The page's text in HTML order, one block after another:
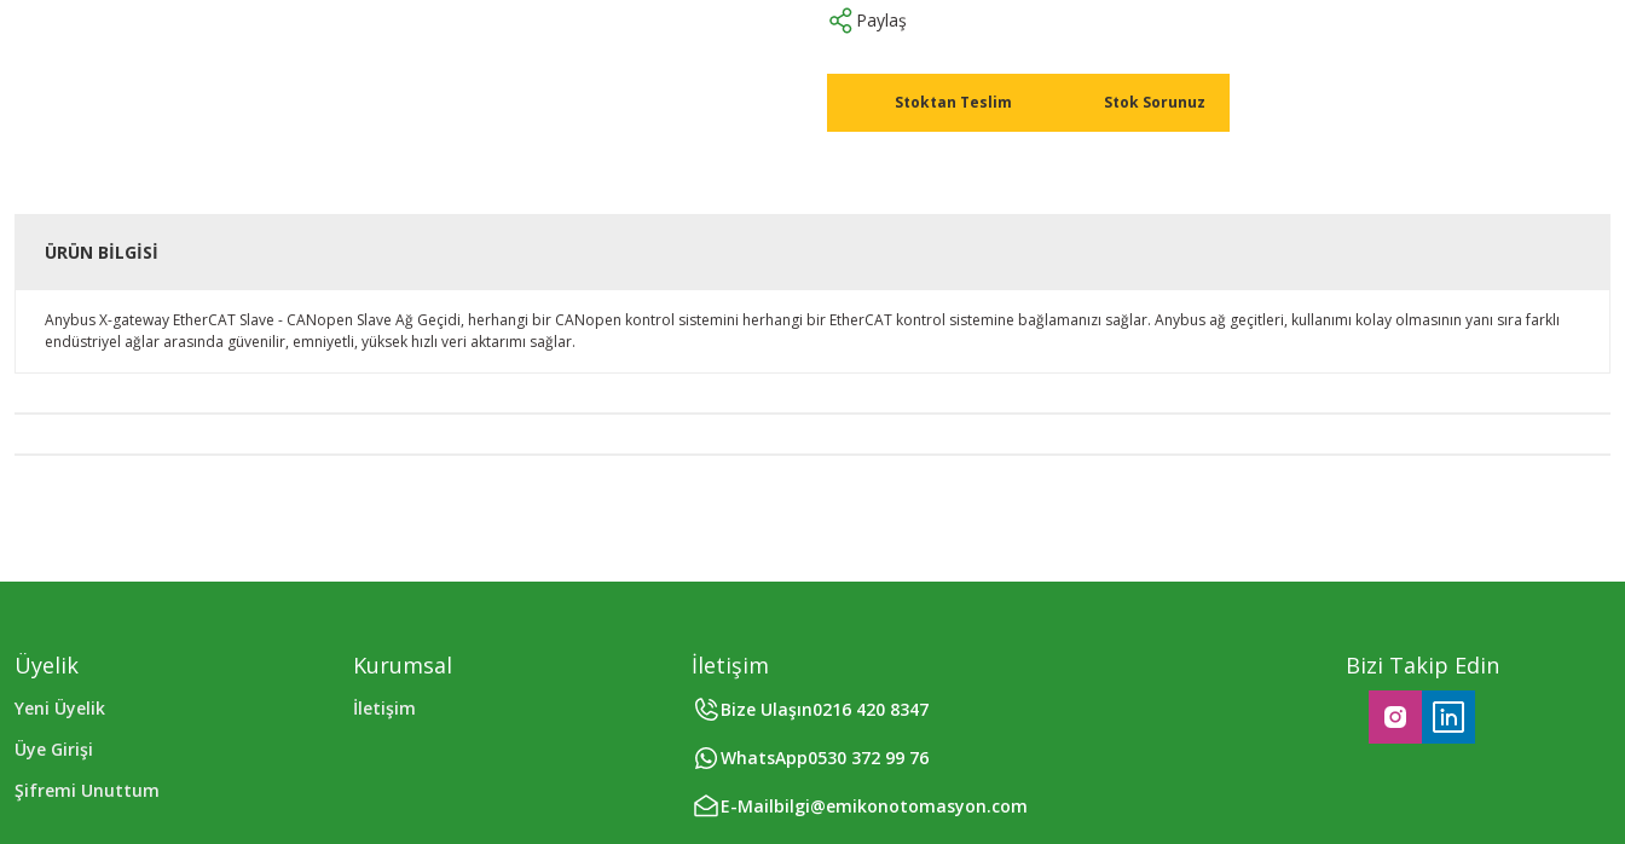
Paylaş
Stoktan Teslim Stok Sorunuz
ÜRÜN BILGISI
Anybus X-gateway EtherCAT Slave - CANopen Slave Ağ Geçidi, herhangi bir CANopen kontrol sistemini herhangi bir EtherCAT kontrol sistemine bağlamanızı sağlar. Anybus ağ geçitleri, kullanımı kolay olmasının yanı sıra farklı
endüstriyel ağlar arasında güvenilir, emniyetli, yüksek hızlı veri aktarımı sağlar.
Üyelik
Yeni Üyelik
Üye Girişi
Şifremi Unuttum
Kurumsal
İletişim
İletişim
Bize Ulaşın0216 420 8347
WhatsApp0530 372 99 76
E-Mailbilgi@emikonotomasyon.com
Bizi Takip Edin